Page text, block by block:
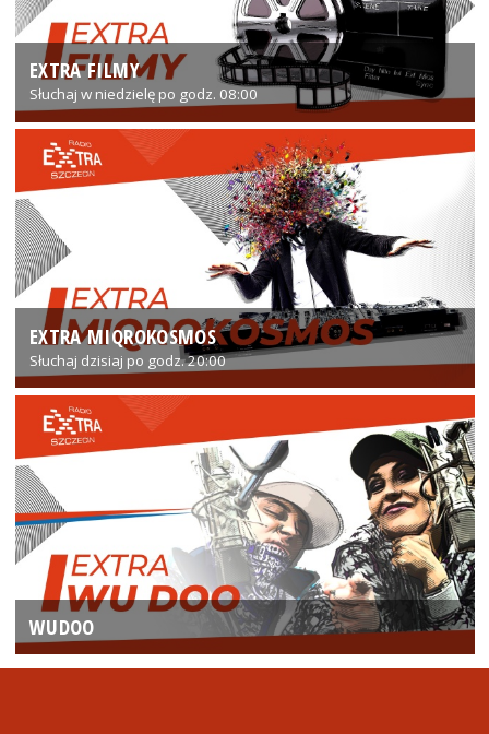
EXTRA FILMY
Słuchaj w niedzielę po godz. 08:00
EXTRA MIQROKOSMOS
Słuchaj dzisiaj po godz. 20:00
WUDOO